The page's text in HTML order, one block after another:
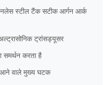
स्टील टैंक सटीक आर्गन आर्क
ट्रांसड्यूसर
समर्थन करता है
आने वाले मुख्य घटक